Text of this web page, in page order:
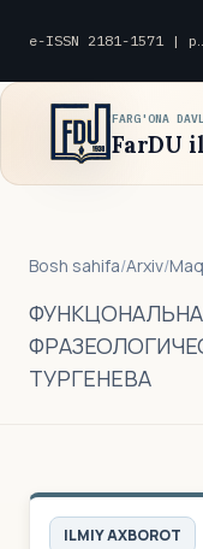
e-ISSN 2181-1571 | p-ISSN 2010-8419
FARG'ONA
FarDU
Bosh sahifa/Arxiv/
ТУРГЕНЕВА
ILMIY AXBOROT